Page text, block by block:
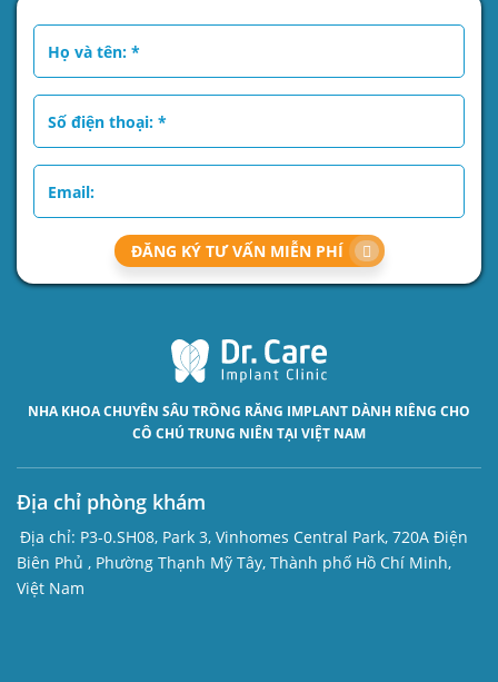
ĐĂNG KÝ TƯ VẤN MIỄN PHÍ
NHA KHOA CHUYÊN SÂU TRỒNG RĂNG IMPLANT DÀNH RIÊNG CHO
CÔ CHÚ TRUNG NIÊN TẠI VIỆT NAM
Địa chỉ phòng khám
Địa chỉ: P3-0.SH08, Park 3, Vinhomes Central Park, 720A Điện
Biên Phủ , Phường Thạnh Mỹ Tây, Thành phố Hồ Chí Minh,
Việt Nam